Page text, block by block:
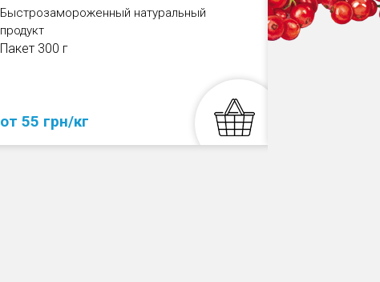
Быстрозамороженный натуральный
продукт
Пакет 300 г
от 55 грн/кг
продукт